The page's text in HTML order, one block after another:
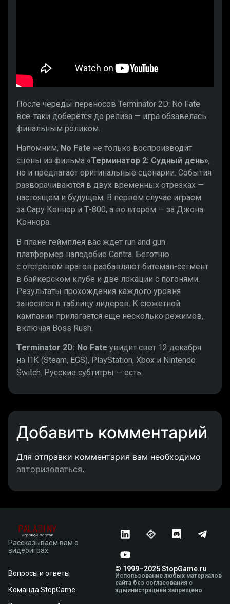
После череды переносов Terminator 2D: No Fate
всё-таки доберётся до релиза — игра обзавелась
финальным роликом.
Напомним, No Fate не только воспроизводит
сцены из фильма «Терминатор 2: Судный день»,
но и предлагает оригинальные сценарии. События
разворачиваются в двух временных отрезках —
настоящем и будущем. В первом случае играем
за Сару Коннор и Т-800, а во втором — за Джона
Коннора.
В плане геймплея вас ждёт run and gun
платформер наподобие Contra. Беготню
с отстрелом врагов разбавляют битемап-сегмент
в байкерском клубе и две локации с погонями.
Результаты прохождения каждого уровня
заносятся в таблицу лидеров. К сюжетной
кампании прилагается ещё несколько режимов,
включая Boss Rush.
Terminator 2D: No Fate увидит свет 12 декабря
на ПК (Steam, EGS), PlayStation, Xbox и Nintendo
Switch. Русские субтитры — есть.
Добавить комментарий
Для отправки комментария вам необходимо
авторизоваться.
Рассказываем вам о
видеоиграх
Вопросы и ответы
Команда StopGame
© 1999–2025 StopGame.ru
Использование любых материалов
сайта без согласования с
администрацией запрещено